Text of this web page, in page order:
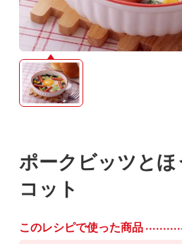
ポークビッツとほ
コット
このレシピで使った商品